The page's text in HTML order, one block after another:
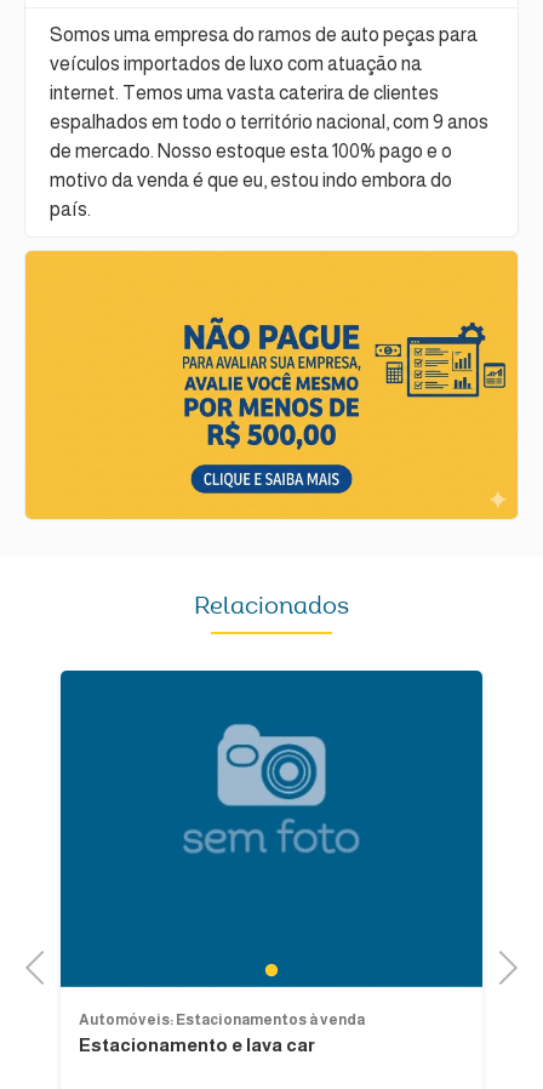
Somos uma empresa do ramos de auto peças para
veículos importados de luxo com atuação na
internet. Temos uma vasta caterira de clientes
espalhados em todo o território nacional, com 9 anos
de mercado. Nosso estoque esta 100% pago e o
motivo da venda é que eu, estou indo embora do
país.
Relacionados
Previous 1
Automóveis: Estacionamentos à venda
Estacionamento e lava car
Next